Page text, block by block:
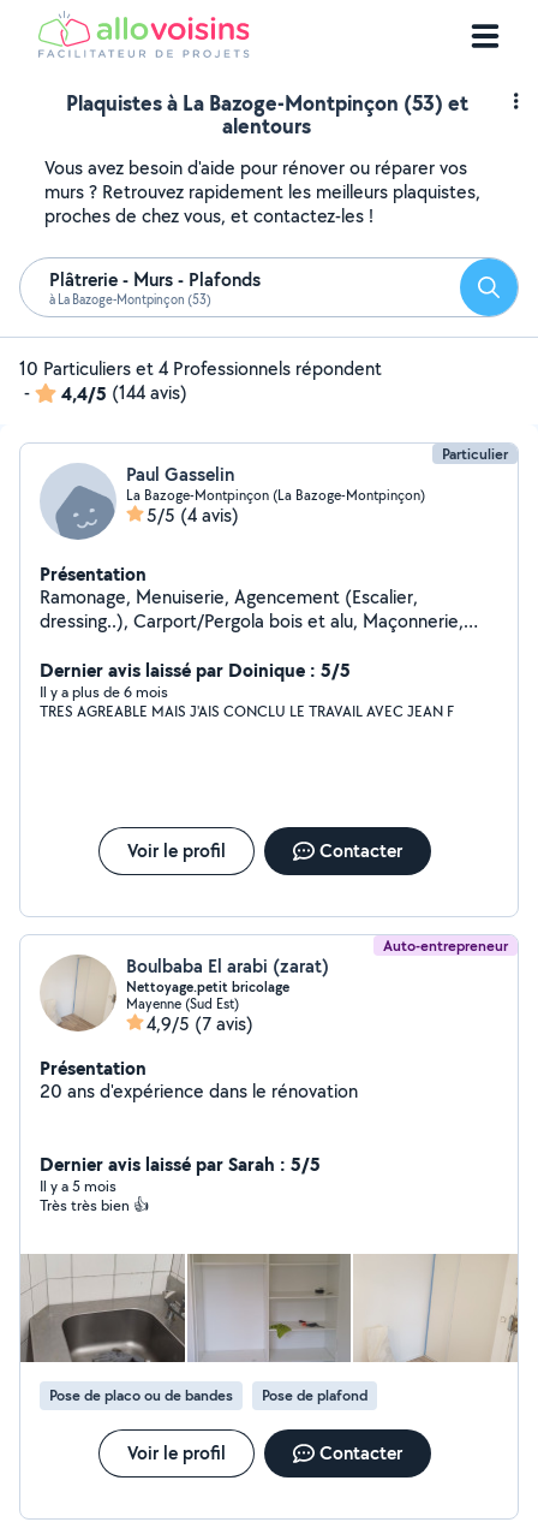
Plaquistes à La Bazoge-Montpinçon (53) et
alentours
Vous avez besoin d'aide pour rénover ou réparer vos
murs ? Retrouvez rapidement les meilleurs plaquistes,
proches de chez vous, et contactez-les !
Plâtrerie - Murs - Plafonds
à La Bazoge-Montpinçon (53)
10 Particuliers et 4 Professionnels répondent
-
4,4/5 (144 avis)
Particulier
Paul Gasselin
La Bazoge-Montpinçon (La Bazoge-Montpinçon)
5/5 (4 avis)
Présentation
Ramonage, Menuiserie, Agencement (Escalier,
dressing..), Carport/Pergola bois et alu, Maçonnerie,
Dernier avis laissé par Doinique : 5/5
Il y a plus de 6 mois
TRES AGREABLE MAIS J'AIS CONCLU LE TRAVAIL AVEC JEAN F
Voir le profil Contacter
Auto-entrepreneur
Boulbaba El arabi (zarat)
Nettoyage.petit bricolage
Mayenne (Sud Est)
4,9/5 (7 avis)
Présentation
20 ans d'expérience dans le rénovation
Dernier avis laissé par Sarah : 5/5
Il y a 5 mois
Très très bien 👍
Pose de placo ou de bandes Pose de plafond
Voir le profil Contacter